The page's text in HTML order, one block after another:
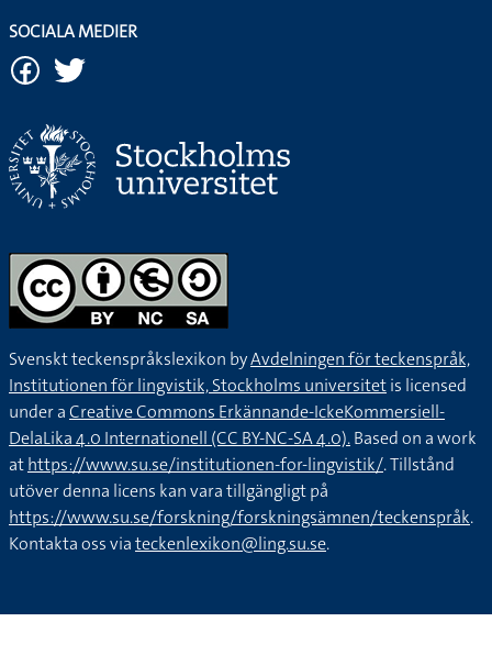
SOCIALA MEDIER
Svenskt teckenspråkslexikon byAvdelningen för teckenspråk,
Institutionen för lingvistik, Stockholms universitetis licensed
under aCreative Commons Erkännande-IckeKommersiell-
DelaLika 4.0 Internationell (CC BY-NC-SA 4.0).Based on a work
athttps://www.su.se/institutionen-for-lingvistik/. Tillstånd
utöver denna licens kan vara tillgängligt på
https://www.su.se/forskning/forskningsämnen/teckenspråk.
Kontakta oss viateckenlexikon@ling.su.se.